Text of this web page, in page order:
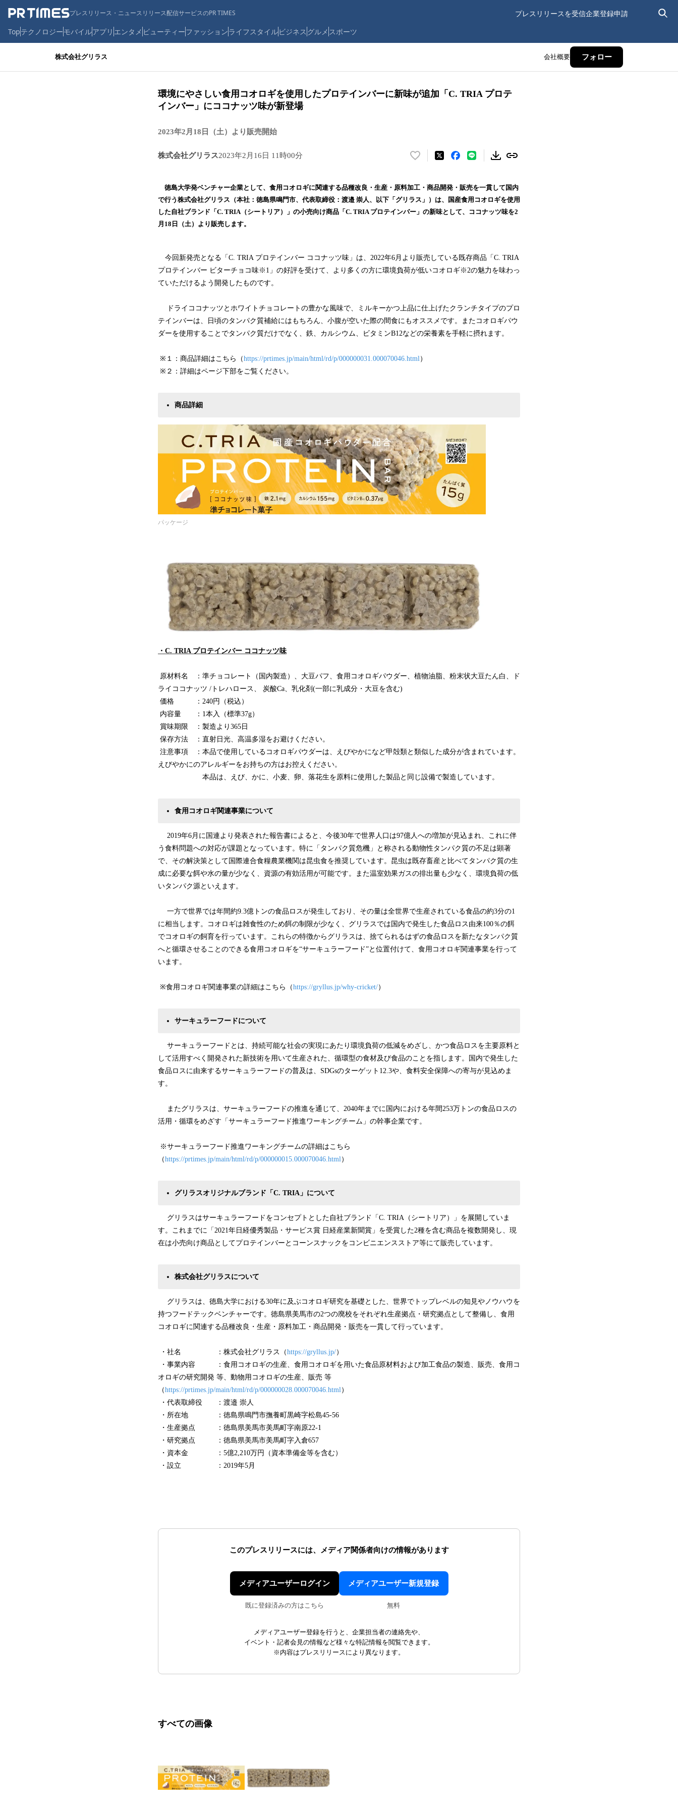
プレスリリース・ニュースリリース配信サービスのPR TIMES プレスリリースを受信企業登録申請
Topテクノロジーモバイルアプリ エンタメ ビューティーファッションライフスタイルビジネス グルメ スポーツ
株式会社グリラス 会社概要 フォロー
環境にやさしい食用コオロギを使用したプロテインバーに新味が追加「C. TRIA プロテ
インバー」にココナッツ味が新登場
2023年2月18日（土）より販売開始
株式会社グリラス2023年2月16日 11時00分
い
！
数
を
み
中
徳島大学発ベンチャー企業として、食用コオロギに関連する品種改良・生産・原料加工・商品開発・販売を一貫して国内
で行う株式会社グリラス（本社：徳島県鳴門市、代表取締役：渡邉 崇人、以下「グリラス」）は、国産食用コオロギを使用
した自社ブランド「C. TRIA（シートリア）」の小売向け商品「C. TRIA プロテインバー」の新味として、ココナッツ味を2
月18日（土）より販売します。
今回新発売となる「C. TRIA プロテインバー ココナッツ味」は、2022年6月より販売している既存商品「C. TRIA
プロテインバー ビターチョコ味※1」の好評を受けて、より多くの方に環境負荷が低いコオロギ※2の魅力を味わっ
ていただけるよう開発したものです。
ドライココナッツとホワイトチョコレートの豊かな風味で、ミルキーかつ上品に仕上げたクランチタイプのプロ
テインバーは、日頃のタンパク質補給にはもちろん、小腹が空いた際の間食にもオススメです。またコオロギパウ
ダーを使用することでタンパク質だけでなく、鉄、カルシウム、ビタミンB12などの栄養素を手軽に摂れます。
※１：商品詳細はこちら（https://prtimes.jp/main/html/rd/p/000000031.000070046.html）
※２：詳細はページ下部をご覧ください。
商品詳細
パッケージ
・C. TRIA プロテインバー ココナッツ味
原材料名 ：準チョコレート（国内製造）、大豆パフ、食用コオロギパウダー、植物油脂、粉末状大豆たん白、ド
ライココナッツ /トレハロース、 炭酸Ca、乳化剤(一部に乳成分・大豆を含む)
価格 ：240円（税込）
内容量 ：1本入（標準37g）
賞味期限 ：製造より365日
保存方法 ：直射日光、高温多湿をお避けください。
注意事項 ：本品で使用しているコオロギパウダーは、えびやかになど甲殻類と類似した成分が含まれています。
えびやかにのアレルギーをお持ちの方はお控えください。
本品は、えび、かに、小麦、卵、落花生を原料に使用した製品と同じ設備で製造しています。
食用コオロギ関連事業について
2019年6月に国連より発表された報告書によると、今後30年で世界人口は97億人への増加が見込まれ、これに伴
う食料問題への対応が課題となっています。特に「タンパク質危機」と称される動物性タンパク質の不足は顕著
で、その解決策として国際連合食糧農業機関は昆虫食を推奨しています。昆虫は既存畜産と比べてタンパク質の生
成に必要な餌や水の量が少なく、資源の有効活用が可能です。また温室効果ガスの排出量も少なく、環境負荷の低
いタンパク源といえます。
一方で世界では年間約9.3億トンの食品ロスが発生しており、その量は全世界で生産されている食品の約3分の1
に相当します。コオロギは雑食性のため餌の制限が少なく、グリラスでは国内で発生した食品ロス由来100％の餌
でコオロギの飼育を行っています。これらの特徴からグリラスは、捨てられるはずの食品ロスを新たなタンパク質
へと循環させることのできる食用コオロギを“サーキュラーフード”と位置付けて、食用コオロギ関連事業を行って
います。
※食用コオロギ関連事業の詳細はこちら（https://gryllus.jp/why-cricket/）
サーキュラーフードについて
サーキュラーフードとは、持続可能な社会の実現にあたり環境負荷の低減をめざし、かつ食品ロスを主要原料と
して活用すべく開発された新技術を用いて生産された、循環型の食材及び食品のことを指します。国内で発生した
食品ロスに由来するサーキュラーフードの普及は、SDGsのターゲット12.3や、食料安全保障への寄与が見込めま
す。
またグリラスは、サーキュラーフードの推進を通じて、2040年までに国内における年間253万トンの食品ロスの
活用・循環をめざす「サーキュラーフード推進ワーキングチーム」の幹事企業です。
※サーキュラーフード推進ワーキングチームの詳細はこちら
（https://prtimes.jp/main/html/rd/p/000000015.000070046.html）
グリラスオリジナルブランド「C. TRIA」について
グリラスはサーキュラーフードをコンセプトとした自社ブランド「C. TRIA（シートリア）」を展開していま
す。これまでに「2021年日経優秀製品・サービス賞 日経産業新聞賞」を受賞した2種を含む商品を複数開発し、現
在は小売向け商品としてプロテインバーとコーンスナックをコンビニエンスストア等にて販売しています。
株式会社グリラスについて
グリラスは、徳島大学における30年に及ぶコオロギ研究を基礎とした、世界でトップレベルの知見やノウハウを
持つフードテックベンチャーです。徳島県美馬市の2つの廃校をそれぞれ生産拠点・研究拠点として整備し、食用
コオロギに関連する品種改良・生産・原料加工・商品開発・販売を一貫して行っています。
・社名 ：株式会社グリラス（https://gryllus.jp/）
・事業内容 ：⾷⽤コオロギの⽣産、⾷⽤コオロギを⽤いた⾷品原材料および加⼯⾷品の製造、販売、⾷⽤コ
オロギの研究開発 等、動物用コオロギの生産、販売 等
（https://prtimes.jp/main/html/rd/p/000000028.000070046.html）
・代表取締役 ：渡邉 崇人
・所在地 ：徳島県鳴門市撫養町黒崎字松島45-56
・生産拠点 ：徳島県美馬市美馬町字南原22-1
・研究拠点 ：徳島県美馬市美馬町字入倉657
・資本金 ：5億2,210万円（資本準備金等を含む）
・設立 ：2019年5月
このプレスリリースには、 メディア関係者向けの情報があります
メディアユーザーログイン
既に登録済みの方はこちら
メディアユーザー新規登録
無料
メディアユーザー登録を行うと、企業担当者の連絡先や、
イベント・記者会見の情報など様々な特記情報を閲覧できます。
※内容はプレスリリースにより異なります。
すべての画像